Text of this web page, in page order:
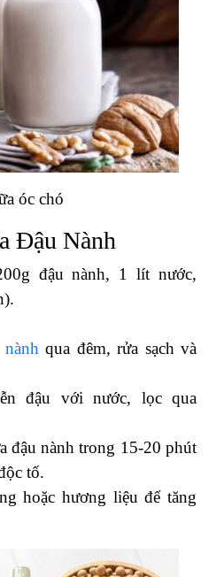
óc chó
Đậu Nành
đậu nành, 1 lít nước,
nànhqua đêm, rửa sạch và
đậu với nước, lọc qua
đậu nành trong 15-20 phút
tố.
hoặc hương liệu để tăng